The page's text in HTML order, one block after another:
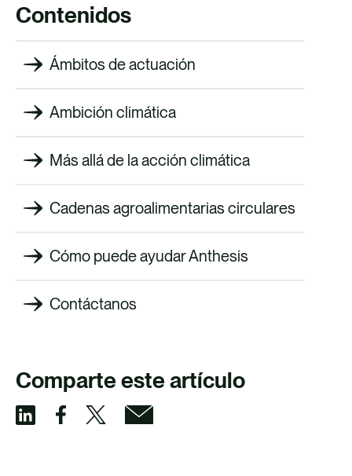
Contenidos
Ámbitos de actuación
Ambición climática
Más allá de la acción climática
Cadenas agroalimentarias circulares
Cómo puede ayudar Anthesis
Contáctanos
Comparte este artículo